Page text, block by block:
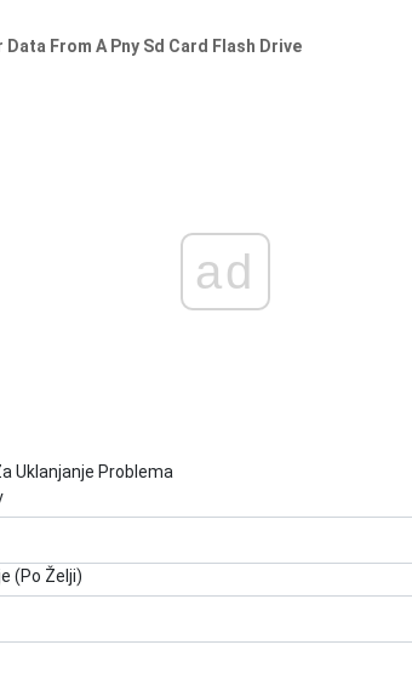
Data From A Pny Sd Card Flash Drive
ad
Uklanjanje Problema
(Po Želji)